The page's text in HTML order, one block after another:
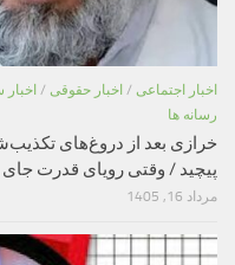
اخبار اجتماعی / اخبار حقوقی /
رسانه ها
خرازی بعد از دروغ‌های
پیچید / وقتی رویای قدرت جای
مرداد 16, 1405